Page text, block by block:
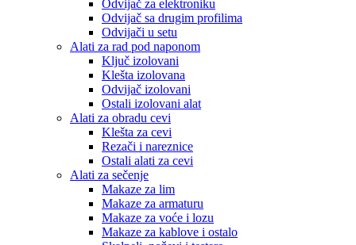
Odvijač za elektroniku
Odvijač sa drugim profilima
Odvijači u setu
Alati za rad pod naponom
Ključ izolovani
Klešta izolovana
Odvijač izolovani
Ostali izolovani alat
Alati za obradu cevi
Klešta za cevi
Rezači i nareznice
Ostali alati za cevi
Alati za sečenje
Makaze za lim
Makaze za armaturu
Makaze za voće i lozu
Makaze za kablove i ostalo